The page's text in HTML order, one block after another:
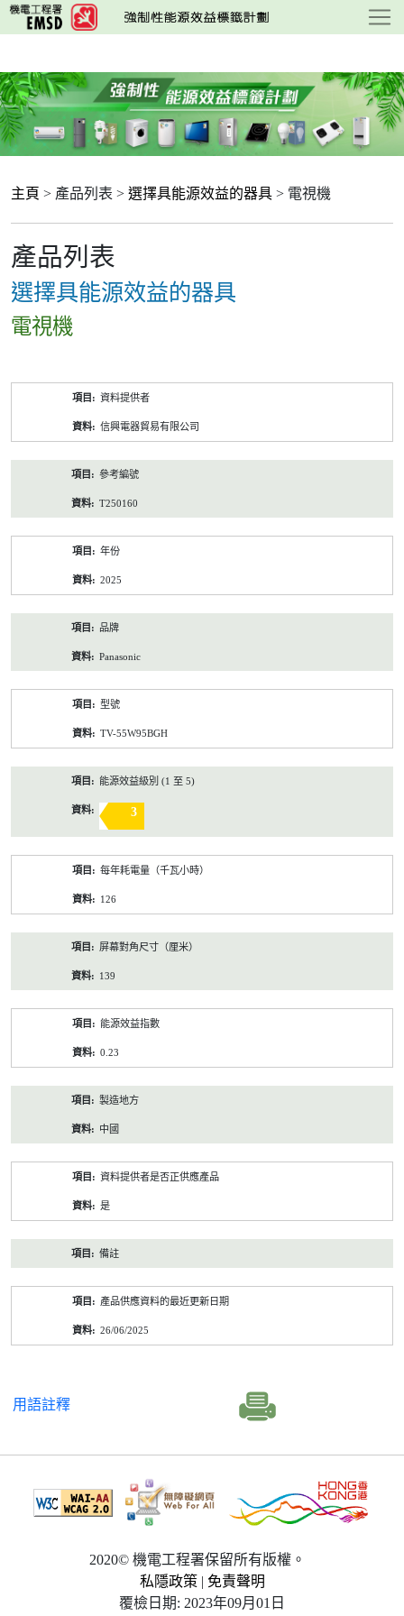
跳
至
要
內
容
主頁 > 產品列表 > 選擇具能源效益的器具 > 電視機
產品列表
選擇具能源效益的器具
電視機
資料提供者
信興電器貿易有限公司
參考編號
T250160
年份
2025
品牌
Panasonic
型號
TV-55W95BGH
能源效益級別 (1 至 5)
3
每年耗電量（千瓦小時）
126
屏幕對角尺寸（厘米）
139
能源效益指數
0.23
製造地方
中國
資料提供者是否正供應產品
是
備註
產品供應資料的最近更新日期
26/06/2025
用語註釋
2020© 機電工程署保留所有版權。
私隱政策 | 免責聲明
覆檢日期: 2023年09月01日